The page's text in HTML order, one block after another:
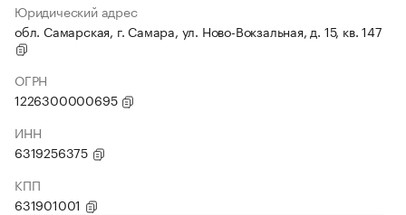
Юридический адрес
обл. Самарская, г. Самара, ул. Ново-Вокзальная, д. 15, кв. 147
ОГРН
1226300000695
ИНН
6319256375
КПП
631901001